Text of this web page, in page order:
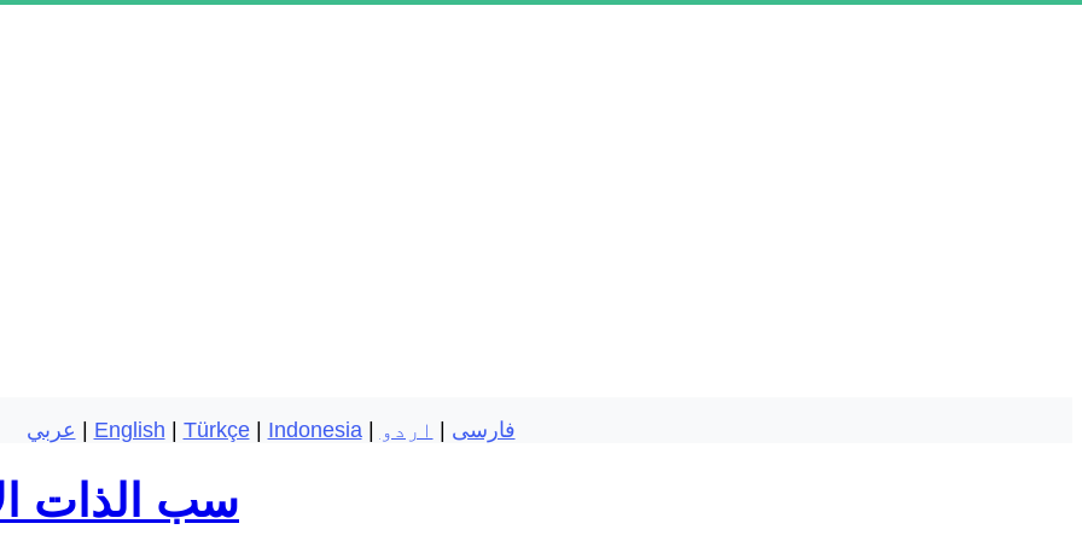
عربي | English | Türkçe| Indonesia | فارسی | اردو
سب الذات